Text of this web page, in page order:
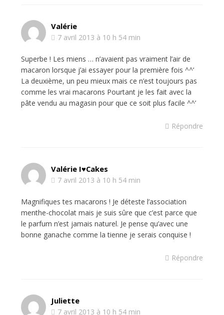
Valérie
7 avril 2013 à 10 h 54 min
Superbe ! Les miens … n’avaient pas vraiment l’air de
macaron lorsque j’ai essayer pour la première fois ^^’
La deuxième, un peu mieux mais ce n’est toujours pas
comme les vrai macarons Pourtant je les fait avec la
pâte vendu au magasin pour que ce soit plus facile ^^’
Répondre
Valérie I♥Cakes
7 avril 2013 à 10 h 54 min
Magnifiques tes macarons ! Je déteste l’association
menthe-chocolat mais je suis sûre que c’est parce que
le parfum n’est jamais naturel. Je pense qu’avec une
bonne ganache comme la tienne je serais conquise !
Répondre
Juliette
7 avril 2013 à 10 h 54 min